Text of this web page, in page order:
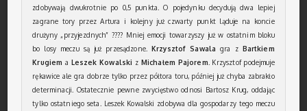
zdobywają dwukrotnie po 0,5 punkta. O pojedynku decydują dwa lepiej
zagrane tory przez Artura i kolejny już czwarty punkt ląduje na koncie
drużyny „przyjezdnych” ???? Mniej emocji towarzyszy już w ostatnim bloku
bo losy meczu są już przesądzone. Krzysztof Sawala gra z Bartkiem
Krugiem a Leszek Kowalski z Michałem Pajorem . Krzysztof podejmuje
rękawice ale gra dobrze tylko przez półtora toru, później już chyba zabrakło
determinacji. Ostatecznie pewne zwycięstwo odnosi Bartosz Krug, oddając
tylko ostatniego seta. Leszek Kowalski zdobywa dla gospodarzy tego meczu